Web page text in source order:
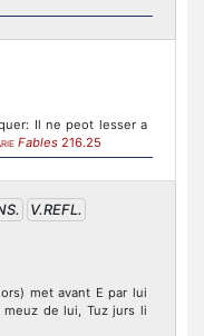
Il ne peot lesser a
Fables 216.25
V.REFL.
met avant E par lui
meuz de lui, Tuz jurs li